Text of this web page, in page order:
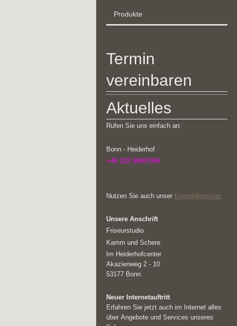
Produkte
Termin
vereinbaren
Aktuelles
Rufen Sie uns einfach an:
Bonn - Heiderhof
+49 228 36997006
Nutzen Sie auch unser Kontaktformular.
Unsere Anschrift
Friseurstudio
Kamm und Schere
Im Heiderhofcenter
Akazienweg 2 - 10
53177 Bonn
Neuer Internetauftritt
Erfahren Sie jetzt auch im Internet alles
über Angebote und Services unseres